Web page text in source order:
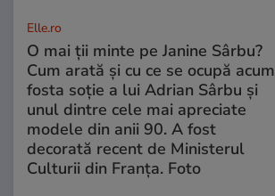
Elle.ro
O mai ții minte pe Janine Sârbu?
Cum arată și cu ce se ocupă acum
fosta soție a lui Adrian Sârbu și
unul dintre cele mai apreciate
modele din anii 90. A fost
decorată recent de Ministerul
Culturii din Franța. Foto